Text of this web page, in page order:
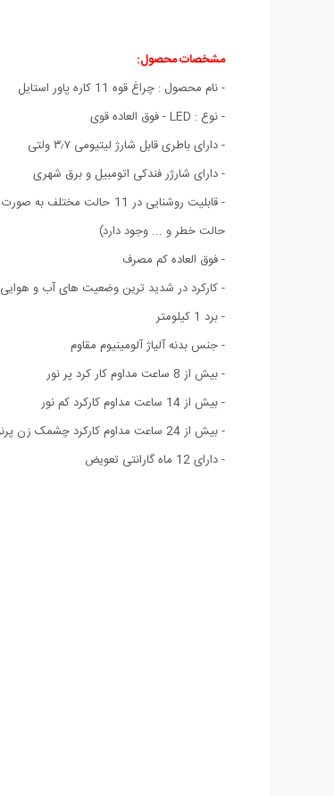
مشخصات محصول:
- نام محصول : چراغ قوه 11 کاره پاور استایل
- نوع : LED - فوق العاده قوی
- دارای باطری قابل شارژ لیتیومی ۳٫۷ ولتی
- دارای شارژر فندکی اتومبیل و برق شهری
حالت خطر و ... وجود دارد)
- فوق العاده کم مصرف
- کارکرد در شدید ترین وضعیت های آب و هوایی
- برد 1 کیلومتر
- جنس بدنه آلیاژ آلومینیوم مقاوم
- بیش از 8 ساعت مداوم کار کرد پر نور
- بیش از 14 ساعت مداوم کارکرد کم نور
- بیش از 24 ساعت مداوم کارکرد چشمک زن پرنور
- دارای 12 ماه گارانتی تعویض